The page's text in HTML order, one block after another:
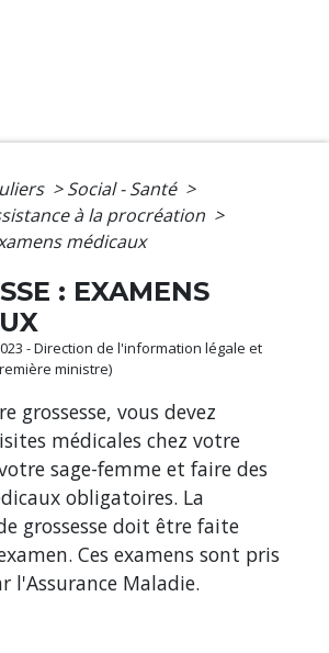
> Social - Santé >
à la procréation >
médicaux
: EXAMENS
- Direction de l'information légale et
ministre)
grossesse, vous devez
médicales chez votre
sage-femme et faire des
obligatoires. La
grossesse doit être faite
Ces examens sont pris
l'Assurance Maladie.